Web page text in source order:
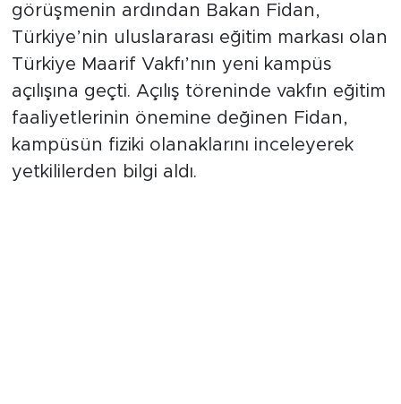
görüşmenin ardından Bakan Fidan,
Türkiye’nin uluslararası eğitim markası olan
Türkiye Maarif Vakfı’nın yeni kampüs
açılışına geçti. Açılış töreninde vakfın eğitim
faaliyetlerinin önemine değinen Fidan,
kampüsün fiziki olanaklarını inceleyerek
yetkililerden bilgi aldı.